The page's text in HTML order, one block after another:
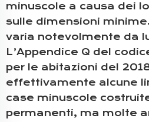
minuscole a causa dei
sulle dimensioni
varia notevolmente da
L’Appendice Q del
per le abitazioni del
effettivamente alcune
case minuscole
permanenti, ma molte